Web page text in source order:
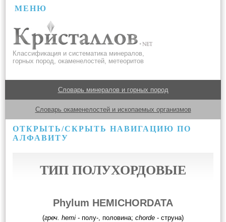
МЕНЮ
Классификация и систематика минералов,
горных пород, окаменелостей, метеоритов
Словарь минералов и горных пород
Словарь окаменелостей и ископаемых организмов
ОТКРЫТЬ/СКРЫТЬ НАВИГАЦИЮ ПО
АЛФАВИТУ
ТИП ПОЛУХОРДОВЫЕ
Phylum HEMICHORDATA
(греч. hemi - полу-, половина; chorde - струна)